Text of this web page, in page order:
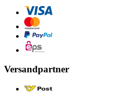
Versandpartner